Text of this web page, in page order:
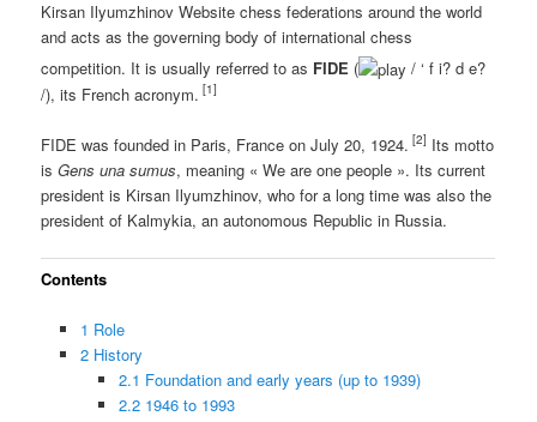
Kirsan Ilyumzhinov Website chess federations around the world
and acts as the governing body of international chess
competition. It is usually referred to as FIDE (
/ ‘ f i? d e?
/), its French acronym. [1]
FIDE was founded in Paris, France on July 20, 1924. [2] Its motto
isGens una sumus, meaning « We are one people ». Its current
president is Kirsan Ilyumzhinov, who for a long time was also the
president of Kalmykia, an autonomous Republic in Russia.
Contents
1 Role
2 History
2.1 Foundation and early years (up to 1939)
2.2 1946 to 1993